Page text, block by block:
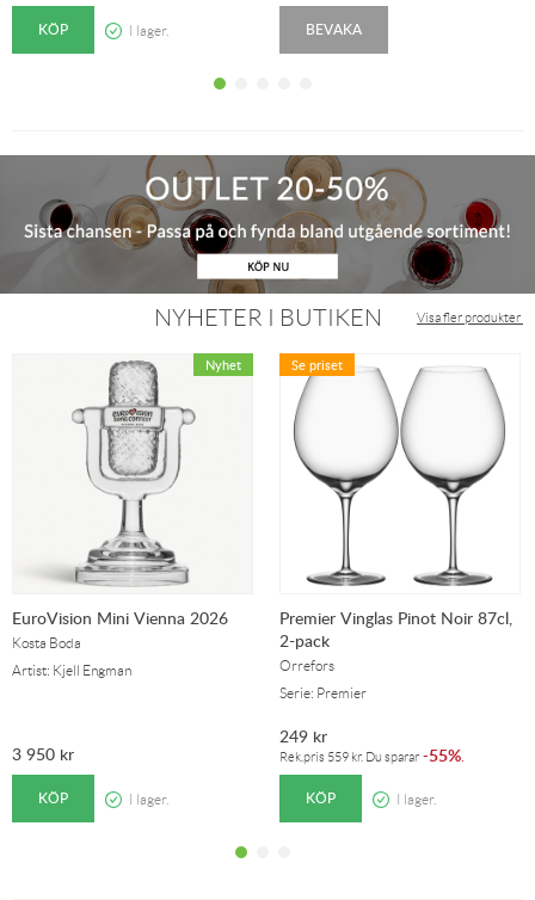
KÖP I lager. BEVAKA
Visa fler produkter
NYHETER I BUTIKEN
EuroVision Mini Vienna 2026
Kosta Boda
Artist: Kjell Engman
3 950 kr
KÖP I lager.
Se priset
Premier Vinglas Pinot Noir 87cl,
2-pack
Orrefors
Serie: Premier
249 kr
Rek.pris 559 kr. Du sparar -55%
KÖP I lager.